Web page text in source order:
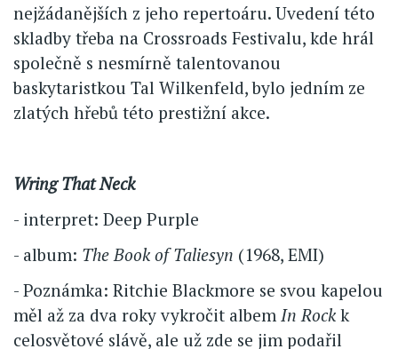
nejžádanějších z jeho repertoáru. Uvedení této
skladby třeba na Crossroads Festivalu, kde hrál
společně s nesmírně talentovanou
baskytaristkou Tal Wilkenfeld, bylo jedním ze
zlatých hřebů této prestižní akce.
Wring That Neck
- interpret: Deep Purple
- album: The Book of Taliesyn (1968, EMI)
- Poznámka: Ritchie Blackmore se svou kapelou
měl až za dva roky vykročit albem In Rock k
celosvětové slávě, ale už zde se jim podařil